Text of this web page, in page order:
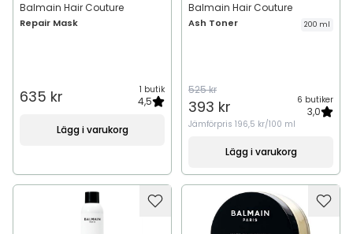
Balmain Hair Couture
Repair Mask
635 kr 1 butik
4,5
Lägg i varukorg
Balmain Hair Couture
Ash Toner 200 ml
525 kr
393 kr 6 butiker
3,0
Jämförpris 196,5 kr/100 ml
Lägg i varukorg